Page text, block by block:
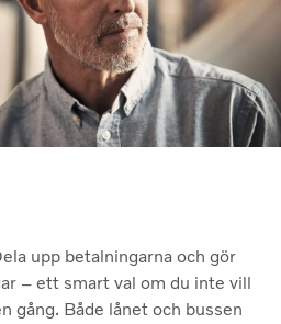
upp betalningarna och gör
– ett smart val om du inte vill
gång. Både lånet och bussen